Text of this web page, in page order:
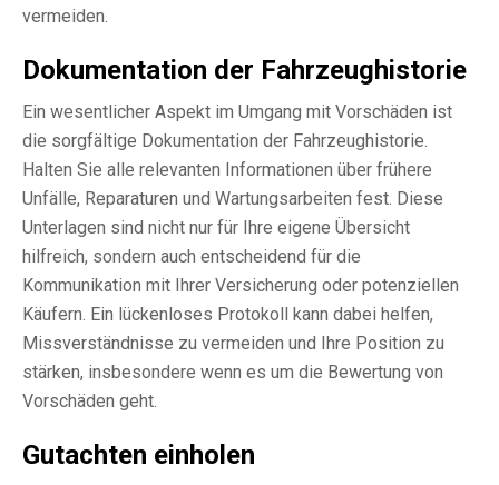
vermeiden.
Dokumentation der Fahrzeughistorie
Ein wesentlicher Aspekt im Umgang mit Vorschäden ist
die sorgfältige Dokumentation der Fahrzeughistorie.
Halten Sie alle relevanten Informationen über frühere
Unfälle, Reparaturen und Wartungsarbeiten fest. Diese
Unterlagen sind nicht nur für Ihre eigene Übersicht
hilfreich, sondern auch entscheidend für die
Kommunikation mit Ihrer Versicherung oder potenziellen
Käufern. Ein lückenloses Protokoll kann dabei helfen,
Missverständnisse zu vermeiden und Ihre Position zu
stärken, insbesondere wenn es um die Bewertung von
Vorschäden geht.
Gutachten einholen